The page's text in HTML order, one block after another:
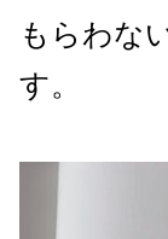
もらわな
す。